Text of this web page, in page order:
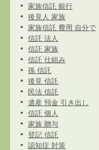
家族信託 銀行
後見人 家族
家族信託 費用 自分で
信託 法人
信託 家族
信託 仕組み
孫 信託
後見 信託
民法 信託
遺産 預金 引き出し
信託 個人
家族 贈与
登記 信託
認知症 対策